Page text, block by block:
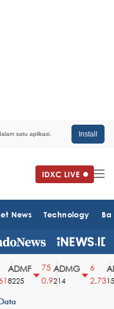
satu aplikasi. Install
News Technology
ADMF
8225
75
0.9
ADMG
214
2.73